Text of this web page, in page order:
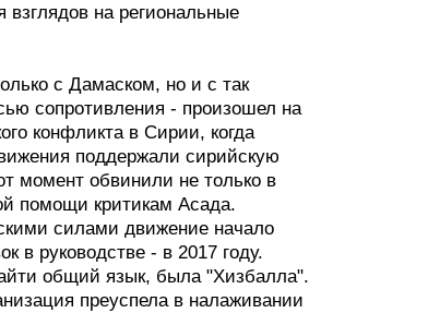
на региональные
с Дамаском, но и с так
сопротивления - произошел на
конфликта в Сирии, когда
поддержали сирийскую
момент обвинили не только в
помощи критикам Асада.
силами движение начало
в руководстве - в 2017 году.
общий язык, была "Хизбалла".
преуспела в налаживании